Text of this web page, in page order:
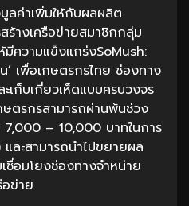
ลค่าเพิ่มให้กับผลผลิต
ร้างเครือข่ายสมาชิกกลุ่ม
ความแข็งแกร่งSoMush:
’ เพื่อเกษตรกรไทย ช่องทาง
เก็บเกี่ยวเห็ดแบบครบวงจร
ษตรกรสามารถผ่านพ้นช่วง
– 10,000 บาทในการ
ละสามารถนำไปขยายผล
อมโยงช่องทางจำหน่าย
ข่าย